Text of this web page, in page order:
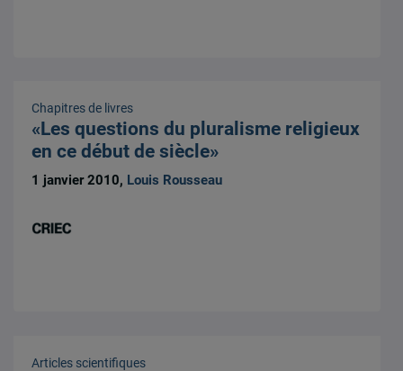
Chapitres de livres
«Les questions du pluralisme religieux
en ce début de siècle»
1 janvier 2010, Louis Rousseau
Articles scientifiques